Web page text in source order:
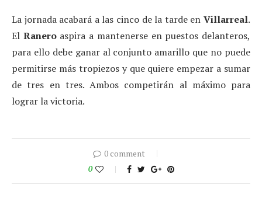
La jornada acabará a las cinco de la tarde en Villarreal.
El Raneroaspira a mantenerse en puestos delanteros,
para ello debe ganar al conjunto amarillo que no puede
permitirse más tropiezos y que quiere empezar a sumar
de tres en tres. Ambos competirán al máximo para
lograr la victoria.
0 comment
0